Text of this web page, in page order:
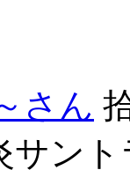
さん
サン